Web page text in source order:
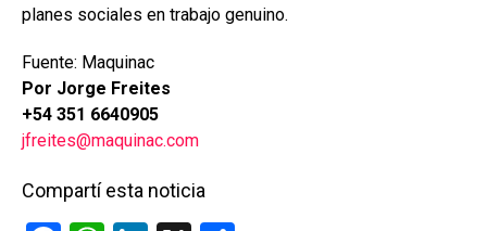
planes sociales en trabajo genuino.
Fuente: Maquinac
Por Jorge Freites
+54 351 6640905
jfreites@maquinac.com
Compartí esta noticia